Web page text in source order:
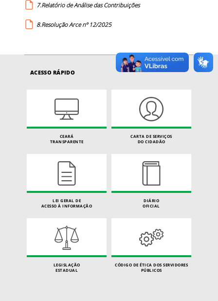
7.Relatório de Análise das Contribuições
8.Resolução Arce nº 12/2025
ACESSO RÁPIDO
CEARÁ
TRANSPARENTE
CARTA DE SERVIÇOS
DO CIDADÃO
LEI GERAL DE
ACESSO À INFORMAÇÃO
DIÁRIO
OFICIAL
LEGISLAÇÃO
ESTADUAL
CÓDIGO DE ÉTICA DOS SERVIDORES
PÚBLICOS